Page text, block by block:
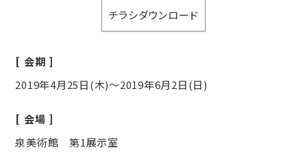
チラシダウンロード
会期
2019年4月25日(木)～2019年6月2日(日)
会場
泉美術館 第1展示室